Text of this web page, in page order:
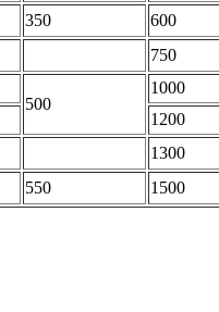
350
600
750
500
1000
1200
1300
550 1500